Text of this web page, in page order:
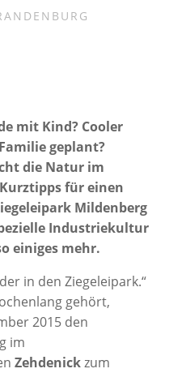
mit Kind? Cooler
geplant?
die Natur im
für einen
Mildenberg
Industriekultur
einiges mehr.
in den Ziegeleipark.“
gehört,
2015 den
im
Zehdenickzum